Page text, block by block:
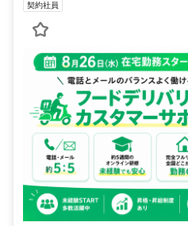
契約社員